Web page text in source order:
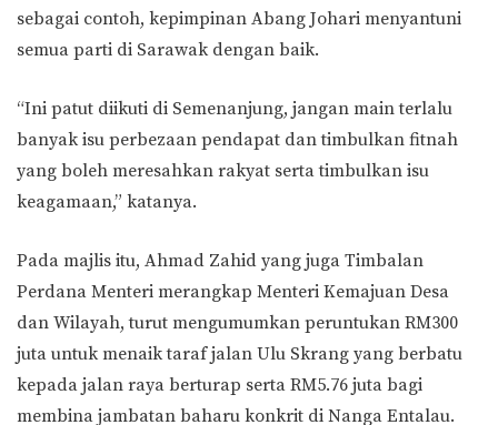
sebagai contoh, kepimpinan Abang Johari menyantuni
semua parti di Sarawak dengan baik.
“Ini patut diikuti di Semenanjung, jangan main terlalu
banyak isu perbezaan pendapat dan timbulkan fitnah
yang boleh meresahkan rakyat serta timbulkan isu
keagamaan,” katanya.
Pada majlis itu, Ahmad Zahid yang juga Timbalan
Perdana Menteri merangkap Menteri Kemajuan Desa
dan Wilayah, turut mengumumkan peruntukan RM300
juta untuk menaik taraf jalan Ulu Skrang yang berbatu
kepada jalan raya berturap serta RM5.76 juta bagi
membina jambatan baharu konkrit di Nanga Entalau.